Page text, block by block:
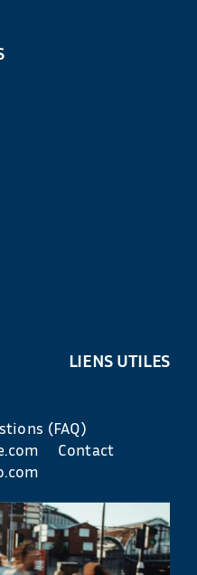
LIENS UTILES
(FAQ)
Contact